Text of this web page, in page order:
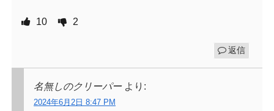
10 2
返信
名無しのクリーパー より:
2024年6月2日 8:47 PM